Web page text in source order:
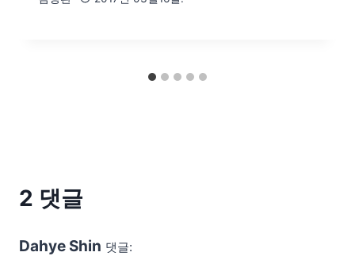
2 댓글
Dahye Shin 댓글: